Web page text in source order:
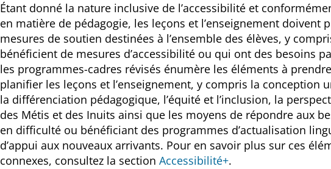
Étant donné la nature inclusive de l’accessibilité et
en matière de pédagogie, les leçons et l’enseignement doivent
mesures de soutien destinées à l’ensemble des élèves, y
bénéficient de mesures d’accessibilité ou qui ont des besoins
les programmes-cadres révisés énumère les éléments à
planifier les leçons et l’enseignement, y compris la conception
la différenciation pédagogique, l’équité et l’inclusion, la
des Métis et des Inuits ainsi que les moyens de répondre aux
en difficulté ou bénéficiant des programmes d’actualisation
d’appui aux nouveaux arrivants. Pour en savoir plus sur ces
connexes, consultez la section Accessibilité+.